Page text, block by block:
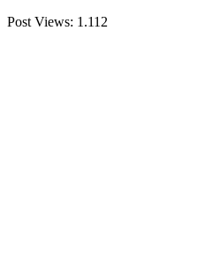
Post Views: 1.112